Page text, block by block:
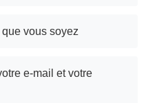
vous soyez
e-mail et votre